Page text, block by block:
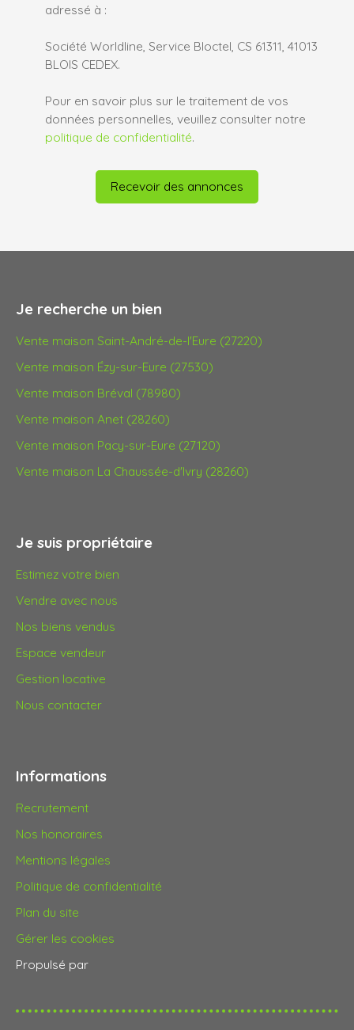
adressé à :
Société Worldline, Service Bloctel, CS 61311, 41013
BLOIS CEDEX.
Pour en savoir plus sur le traitement de vos
données personnelles, veuillez consulter notre
politique de confidentialité.
Recevoir des annonces
Je recherche un bien
Vente maison Saint-André-de-l'Eure (27220)
Vente maison Ézy-sur-Eure (27530)
Vente maison Bréval (78980)
Vente maison Anet (28260)
Vente maison Pacy-sur-Eure (27120)
Vente maison La Chaussée-d'Ivry (28260)
Je suis propriétaire
Estimez votre bien
Vendre avec nous
Nos biens vendus
Espace vendeur
Gestion locative
Nous contacter
Informations
Recrutement
Nos honoraires
Mentions légales
Politique de confidentialité
Plan du site
Gérer les cookies
Propulsé par